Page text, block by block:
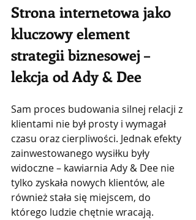
Strona internetowa jako
kluczowy element
strategii biznesowej –
lekcja od Ady & Dee
Sam proces budowania silnej relacji z
klientami nie był prosty i wymagał
czasu oraz cierpliwości. Jednak efekty
zainwestowanego wysiłku były
widoczne – kawiarnia Ady & Dee nie
tylko zyskała nowych klientów, ale
również stała się miejscem, do
którego ludzie chętnie wracają.